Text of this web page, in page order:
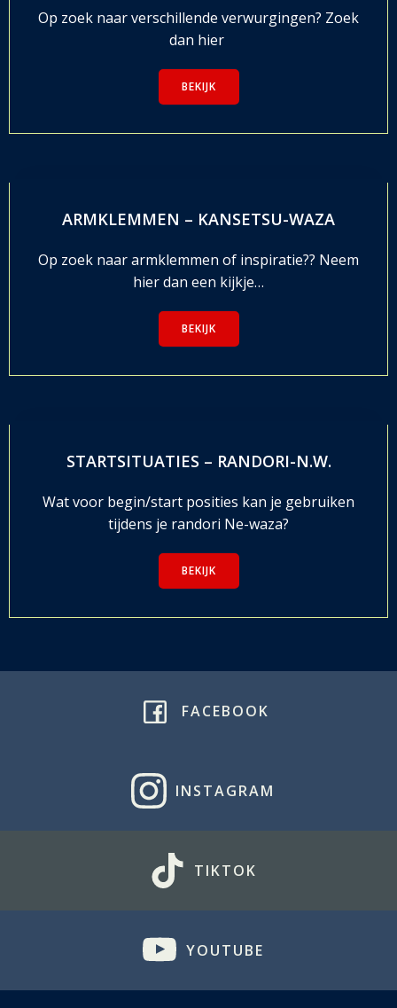
Op zoek naar verschillende verwurgingen? Zoek
dan hier
BEKIJK
ARMKLEMMEN – KANSETSU-WAZA
Op zoek naar armklemmen of inspiratie?? Neem
hier dan een kijkje…
BEKIJK
STARTSITUATIES – RANDORI-N.W.
Wat voor begin/start posities kan je gebruiken
tijdens je randori Ne-waza?
BEKIJK
FACEBOOK
INSTAGRAM
TIKTOK
YOUTUBE